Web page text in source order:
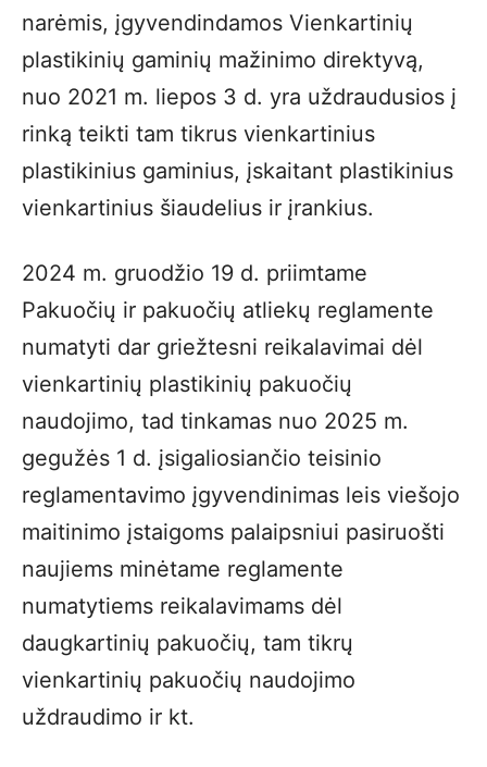
narėmis, įgyvendindamos Vienkartinių
plastikinių gaminių mažinimo direktyvą,
nuo 2021 m. liepos 3 d. yra uždraudusios į
rinką teikti tam tikrus vienkartinius
plastikinius gaminius, įskaitant plastikinius
vienkartinius šiaudelius ir įrankius.
2024 m. gruodžio 19 d. priimtame
Pakuočių ir pakuočių atliekų reglamente
numatyti dar griežtesni reikalavimai dėl
vienkartinių plastikinių pakuočių
naudojimo, tad tinkamas nuo 2025 m.
gegužės 1 d. įsigaliosiančio teisinio
reglamentavimo įgyvendinimas leis viešojo
maitinimo įstaigoms palaipsniui pasiruošti
naujiems minėtame reglamente
numatytiems reikalavimams dėl
daugkartinių pakuočių, tam tikrų
vienkartinių pakuočių naudojimo
uždraudimo ir kt.